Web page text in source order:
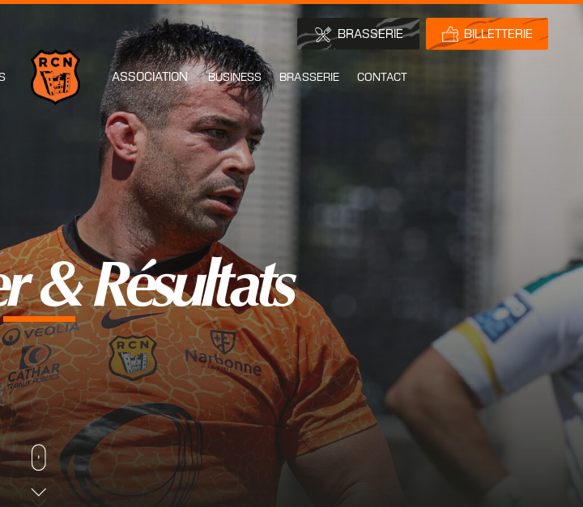
ASSOCIATION BUSINESS BRASSERIE CONTACT
& Résultats
BRASSERIE BILLETTERIE